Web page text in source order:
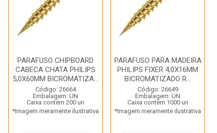
PARAFUSO CHIPBOARD
CABECA CHATA PHILIPS
5,0X60MM BICROMATIZA...
Código: 26664
Embalagem: UN
Caixa contém 200 un
*Imagem meramente ilustrativa
PARAFUSO PARA MADEIRA
PHILIPS FIXER 4,0X16MM
BICROMATIZADO R...
Código: 26649
Embalagem: UN
Caixa contém 1000 un
*Imagem meramente ilustrativa